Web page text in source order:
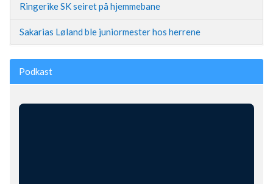
Ringerike SK seiret på hjemmebane
Sakarias Løland ble juniormester hos herrene
Podkast